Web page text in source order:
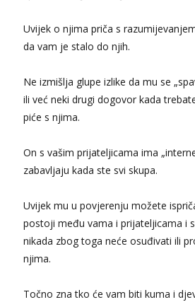
Uvijek o njima priča s
da vam je stalo do njih.
Ne izmišlja glupe izlike da mu se
ili već neki drugi dogovor kada
piće s njima.
On s vašim prijateljicama ima
zabavljaju kada ste svi skupa.
Uvijek mu u povjerenju možete
postoji među vama i prijateljicama i
nikada zbog toga neće osuđivati ili
njima.
Točno zna tko će vam biti kuma i